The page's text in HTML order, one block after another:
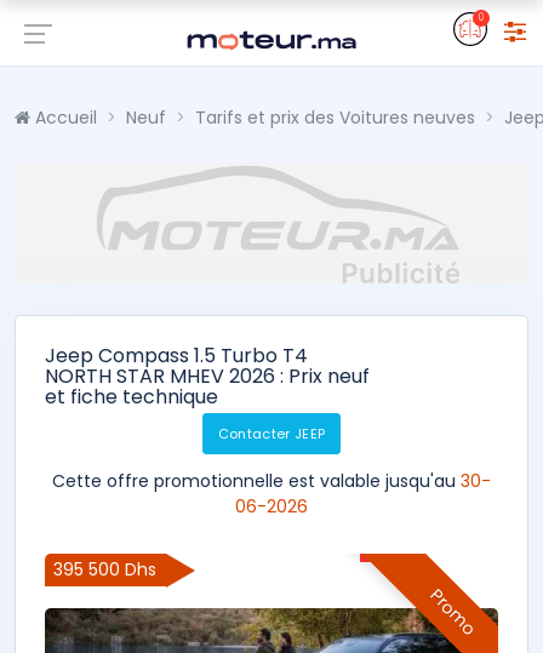
0
Accueil Neuf Tarifs et prix des Voitures neuves
Jeep Compass 1.5 Turbo T4
NORTH STAR MHEV 2026 : Prix neuf
et fiche technique
Contacter JEEP
Cette offre promotionnelle est valable jusqu'au 30-
06-2026
Promo
395 500 Dhs